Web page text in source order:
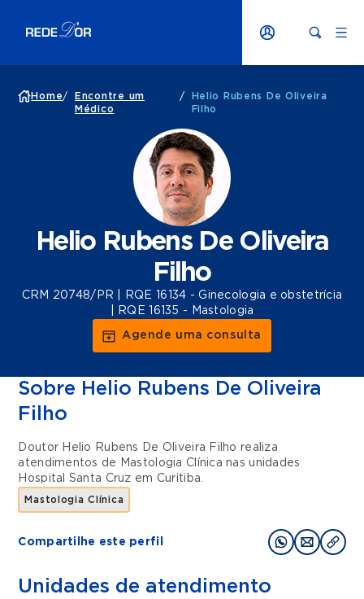
Home/
Encontre um
Médico
/
Helio Rubens De Oliveira
Filho
Helio Rubens De Oliveira
Filho
CRM 20748/PR | RQE 16134 - Ginecologia e obstetrícia
| RQE 16135 - Mastologia
Agende uma consulta
Sobre Helio Rubens De Oliveira
Filho
Doutor Helio Rubens De Oliveira Filho realiza
atendimentos de
Mastologia Clínica nas unidades
Hospital Santa Cruz em Curitiba.
Mastologia Clínica
Compartilhe este perfil
Unidades de atendimento